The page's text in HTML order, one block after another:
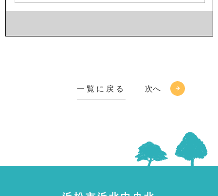
一覧に戻る 次へ